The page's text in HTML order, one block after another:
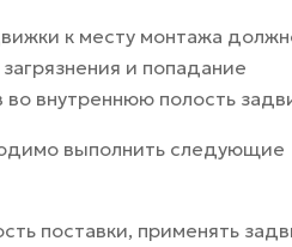
к месту монтажа
и попадание
внутреннюю полость
выполнить следующие
поставки, применять